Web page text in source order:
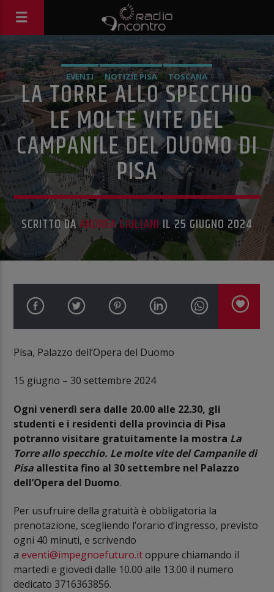
EVENTI NOTIZIE PISA TOSCANA
LA TORRE ALLO SPECCHIO
LE MOLTE VITE DEL
CAMPANILE DEL DUOMO DI
PISA
SCRITTO DAANDREA GIULIANIIL 25 GIUGNO 2024
Pisa, Palazzo dell’Opera del Duomo
15 giugno – 30 settembre 2024
Ogni venerdì sera dalle 20.00 alle 22.30, gli
studenti e i residenti della provincia di Pisa
potranno visitare gratuitamente la mostra La
Torre allo specchio. Le molte vite del Campanile di
Pisa allestita fino al 30 settembre nel Palazzo
dell’Opera del Duomo.
Per usufruire della gratuità è obbligatoria la
prenotazione, scegliendo l’orario d’ingresso, previsto
ogni 40 minuti, e scrivendo
aeventi@impegnoefuturo.itoppure chiamando il
martedì e giovedì dalle 10.00 alle 13.00 il numero
dedicato 3716363856.